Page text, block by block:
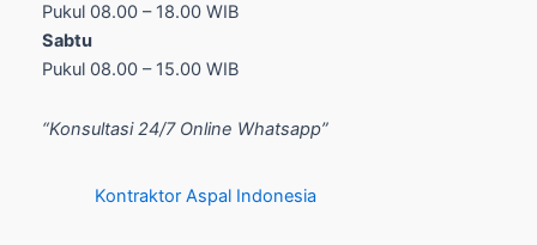
Pukul 08.00 – 18.00 WIB
Sabtu
Pukul 08.00 – 15.00 WIB
“Konsultasi 24/7 Online Whatsapp”
Kontraktor Aspal Indonesia